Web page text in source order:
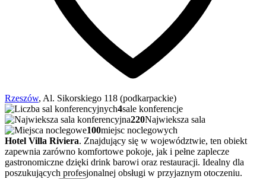
Rzeszów, Al. Sikorskiego 118 (podkarpackie)
4sale konferencje
220Najwieksza sala
100miejsc noclegowych
Hotel Villa Riviera. Znajdujący się w województwie, ten obiekt
zapewnia zarówno komfortowe pokoje, jak i pełne zaplecze
gastronomiczne dzięki drink barowi oraz restauracji. Idealny dla
poszukujących profesjonalnej obsługi w przyjaznym otoczeniu.